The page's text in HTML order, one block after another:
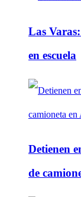
Las
en escuela
Detienen
de